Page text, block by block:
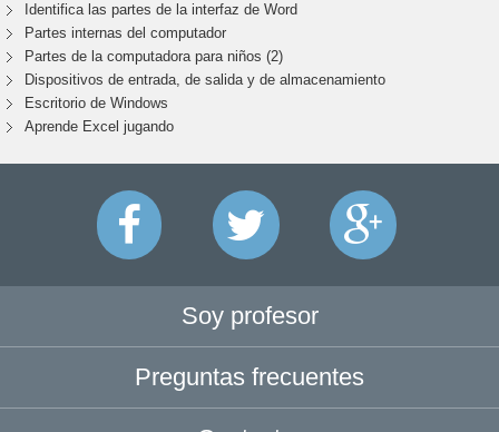
Identifica las partes de la interfaz de Word
Partes internas del computador
Partes de la computadora para niños (2)
Dispositivos de entrada, de salida y de almacenamiento
Escritorio de Windows
Aprende Excel jugando
Soy profesor
Preguntas frecuentes